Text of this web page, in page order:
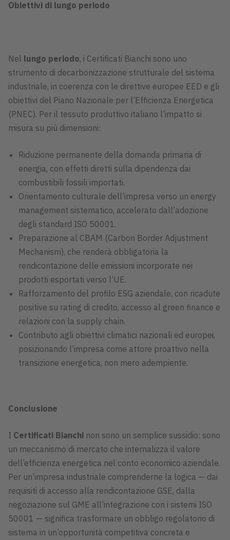
Obiettivi di lungo periodo
Nel lungo periodo, i Certificati Bianchi sono uno
strumento di decarbonizzazione strutturale del sistema
industriale, in coerenza con le direttive europee EED e gli
obiettivi del Piano Nazionale per l’Efficienza Energetica
(PNEC). Per il tessuto produttivo italiano l’impatto si
misura su più dimensioni:
Riduzione permanente della domanda primaria di
energia, con effetti diretti sulla dipendenza dai
combustibili fossili importati.
Orientamento culturale dell’impresa verso un energy
management sistematico, accelerato dall’adozione
degli standard ISO 50001.
Preparazione al CBAM (Carbon Border Adjustment
Mechanism), che renderà obbligatoria la
rendicontazione delle emissioni incorporate nei
prodotti esportati verso l’UE.
Rafforzamento del profilo ESG aziendale, con ricadute
positive su rating di credito, accesso al green finance e
relazioni con la supply chain.
Contributo agli obiettivi climatici nazionali ed europei,
posizionando l’impresa come attore proattivo nella
transizione energetica, non mero adempiente.
Conclusione
I Certificati Bianchi non sono un semplice sussidio: sono
un meccanismo di mercato che internalizza il valore
dell’efficienza energetica nel conto economico aziendale.
Per un’impresa industriale comprenderne la logica — dai
requisiti di accesso alla rendicontazione GSE, dalla
negoziazione sul GME all’integrazione con i sistemi ISO
50001 — significa trasformare un obbligo regolatorio di
sistema in un’opportunità competitiva concreta e